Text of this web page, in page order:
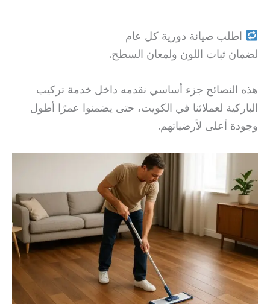
اطلب صيانة دورية كل عام
لضمان ثبات اللون ولمعان السطح.
هذه النصائح جزء أساسي نقدمه داخل خدمة تركيب
الباركية لعملائنا في الكويت، حتى يضمنوا عمرًا أطول
وجودة أعلى لأرضياتهم.